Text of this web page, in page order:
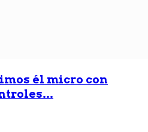
él micro con